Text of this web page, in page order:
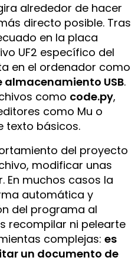
alrededor de hacer
directo posible. Tras
en la placa
UF2 específico del
en el ordenador como
almacenamiento USB.
como code.py,
como Mu o
texto básicos.
del proyecto
modificar unas
En muchos casos la
automática y
del programa al
recompilar ni pelearte
complejas:es
un documento de